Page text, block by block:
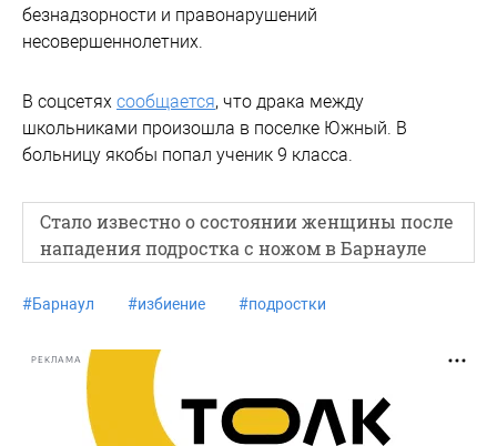
безнадзорности и правонарушений
несовершеннолетних.
В соцсетях сообщается, что драка между
школьниками произошла в поселке Южный. В
больницу якобы попал ученик 9 класса.
Стало известно о состоянии женщины после
нападения подростка с ножом в Барнауле
#Барнаул #избиение #подростки
РЕКЛАМА